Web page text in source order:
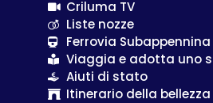
Criluma TV
Liste nozze
Ferrovia
Viaggia e adotta uno
Aiuti di stato
Itinerario della bellezza